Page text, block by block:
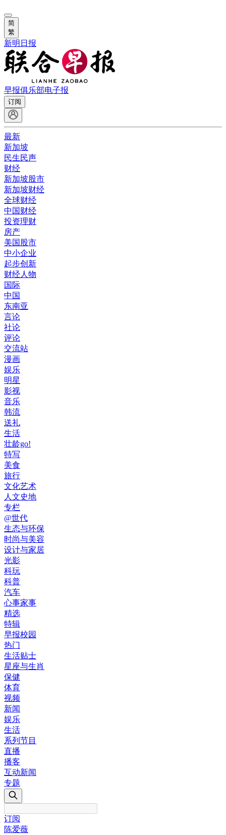
简
繁
新明日报
早报俱乐部电子报
订阅
最新
新加坡
民生民声
财经
新加坡股市
新加坡财经
全球财经
中国财经
投资理财
房产
美国股市
中小企业
起步创新
财经人物
国际
中国
东南亚
言论
社论
评论
交流站
漫画
娱乐
明星
影视
音乐
韩流
送礼
生活
壮龄go!
特写
美食
旅行
文化艺术
人文史地
专栏
@世代
生态与环保
时尚与美容
设计与家居
光影
科玩
科普
汽车
心事家事
精选
特辑
早报校园
热门
生活贴士
星座与生肖
保健
体育
视频
新闻
娱乐
生活
系列节目
直播
播客
互动新闻
专题
订阅
陈爱薇